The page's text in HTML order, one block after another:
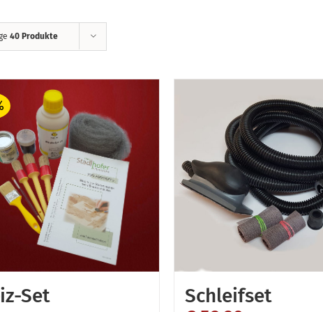
40 Produkte
Set Schleifset